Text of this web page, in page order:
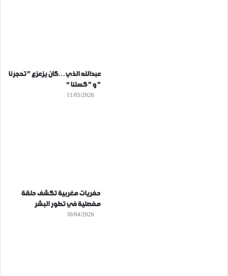
عبدالله الذي…كان يزعزع ” تحجرنا
” و ” كسلنا “
11/05/2026
حفريات مغربية تكشف حلقة
مفصلية في تطور البشر
30/04/2026